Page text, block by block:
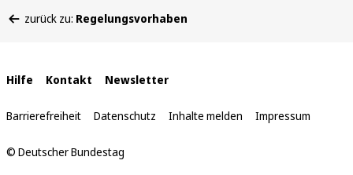
befinden
zurück zu: Regelungsvorhaben
Interne
Links
Hilfe Kontakt Newsletter
Barrierefreiheit Datenschutz Inhalte melden Impressum
© Deutscher Bundestag